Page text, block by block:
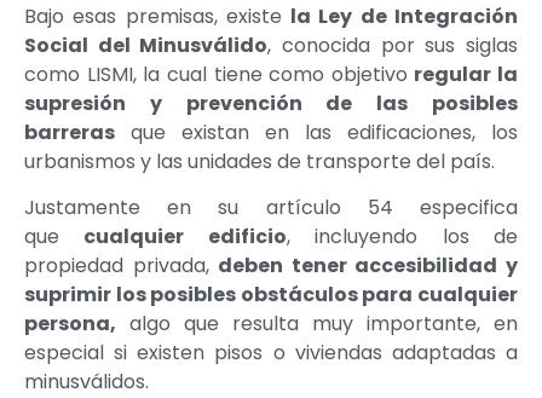
Bajo esas premisas, existe la Ley de Integración
Social del Minusválido, conocida por sus siglas
como LISMI, la cual tiene como objetivo regular la
supresión y prevención de las posibles
barreras que existan en las edificaciones, los
urbanismos y las unidades de transporte del país.
Justamente en su artículo 54 especifica
que cualquier edificio, incluyendo los de
propiedad privada, deben tener accesibilidad y
suprimir los posibles obstáculos para cualquier
persona, algo que resulta muy importante, en
especial si existen pisos o viviendas adaptadas a
minusválidos.